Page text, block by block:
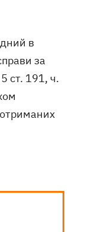
в
за
ст. 191, ч.